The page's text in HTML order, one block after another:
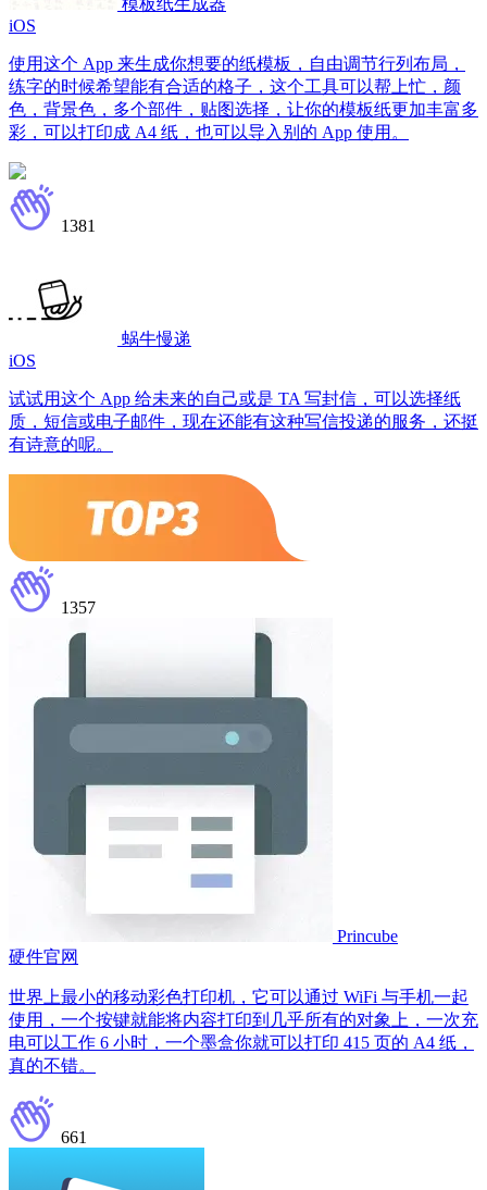
iOS
使用这个 App 来生成你想要的纸模板，自由调节行列布局，
练字的时候希望能有合适的格子，这个工具可以帮上忙，颜
色，背景色，多个部件，贴图选择，让你的模板纸更加丰富多
彩，可以打印成 A4 纸，也可以导入别的 App 使用。
1381
蜗牛慢递
iOS
试试用这个 App 给未来的自己或是 TA 写封信，可以选择纸
质，短信或电子邮件，现在还能有这种写信投递的服务，还挺
有诗意的呢。
1357
Princube
硬件官网
世界上最小的移动彩色打印机，它可以通过 WiFi 与手机一起
使用，一个按键就能将内容打印到几乎所有的对象上，一次充
电可以工作 6 小时，一个墨盒你就可以打印 415 页的 A4 纸，
真的不错。
661